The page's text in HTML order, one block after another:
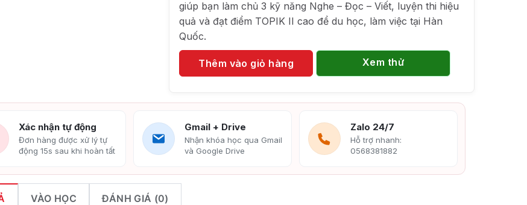
giúp bạn làm chủ 3 kỹ năng Nghe – Đọc – Viết, luyện thi hiệu
quả và đạt điểm TOPIK II cao để du học, làm việc tại Hàn
Quốc.
Thêm vào giỏ hàng Xem thử
Xác nhận tự động
Đơn hàng được xử lý tự
động 15s sau khi hoàn tất
Gmail + Drive
Nhận khóa học qua Gmail
và Google Drive
Zalo 24/7
Hỗ trợ nhanh:
0568381882
VÀO HỌC ĐÁNH GIÁ (0)